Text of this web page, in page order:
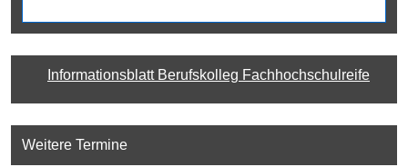
Informationsblatt Berufskolleg Fachhochschulreife
Weitere Termine